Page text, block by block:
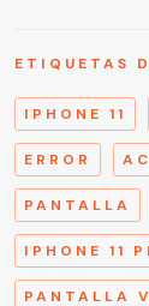
ETIQUETAS
IPHONE 11
ERROR
PANTALLA
IPHONE 11
PANTALLA